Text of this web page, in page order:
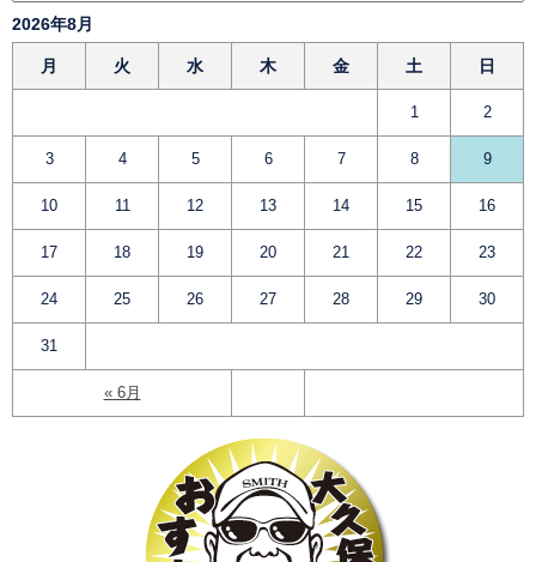
2026年8月
月 火 水 木 金 土 日
« 6月
1 2
3 4 5 6 7 8 9
10 11 12 13 14 15 16
17 18 19 20 21 22 23
24 25 26 27 28 29 30
31